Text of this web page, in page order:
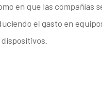
en que las compañías
el gasto en